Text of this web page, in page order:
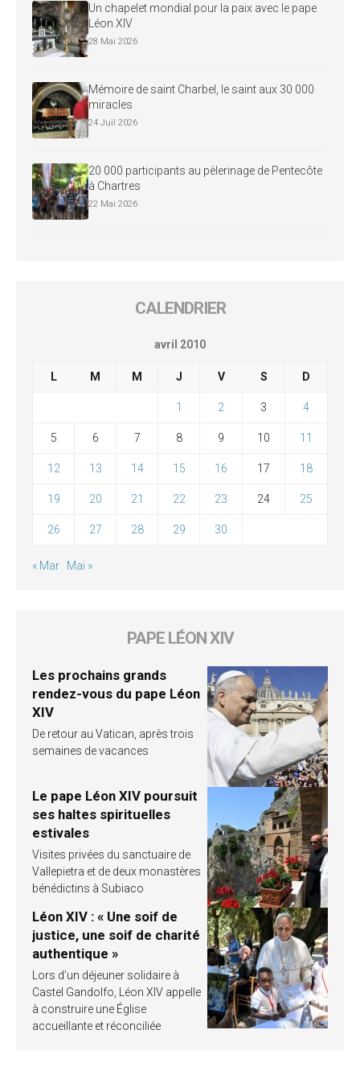
Un chapelet mondial pour la paix avec le pape
Léon XIV
28 Mai 2026
Mémoire de saint Charbel, le saint aux 30 000
miracles
24 Juil 2026
20 000 participants au pèlerinage de Pentecôte
à Chartres
22 Mai 2026
CALENDRIER
avril 2010
L M M J V S D
1 2 3 4
5 6 7 8 9 10 11
12 13 14 15 16 17 18
19 20 21 22 23 24 25
26 27 28 29 30
« Mar Mai »
PAPE LÉON XIV
Les prochains grands
rendez-vous du pape Léon
XIV
De retour au Vatican, après trois
semaines de vacances
Le pape Léon XIV poursuit
ses haltes spirituelles
estivales
Visites privées du sanctuaire de
Vallepietra et de deux monastères
bénédictins à Subiaco
Léon XIV : « Une soif de
justice, une soif de charité
authentique »
Lors d’un déjeuner solidaire à
Castel Gandolfo, Léon XIV appelle
à construire une Église
accueillante et réconciliée